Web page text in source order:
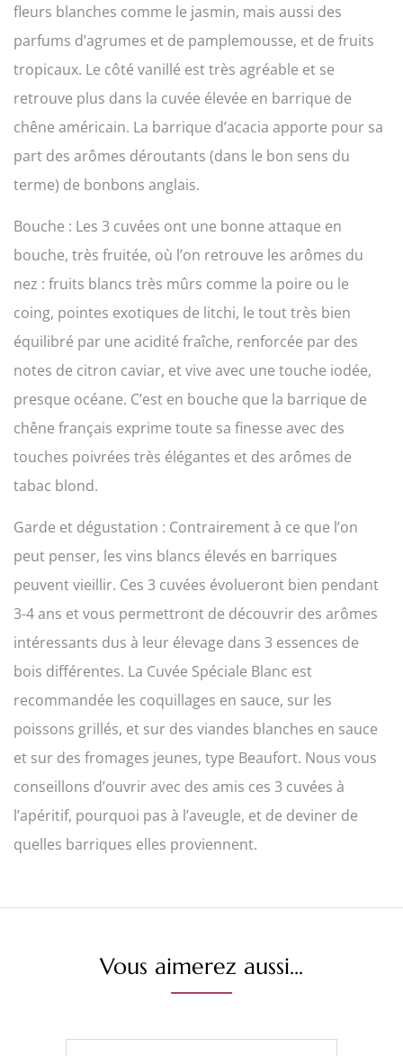
fleurs blanches comme le jasmin, mais aussi des
parfums d’agrumes et de pamplemousse, et de fruits
tropicaux. Le côté vanillé est très agréable et se
retrouve plus dans la cuvée élevée en barrique de
chêne américain. La barrique d’acacia apporte pour sa
part des arômes déroutants (dans le bon sens du
terme) de bonbons anglais.
Bouche : Les 3 cuvées ont une bonne attaque en
bouche, très fruitée, où l’on retrouve les arômes du
nez : fruits blancs très mûrs comme la poire ou le
coing, pointes exotiques de litchi, le tout très bien
équilibré par une acidité fraîche, renforcée par des
notes de citron caviar, et vive avec une touche iodée,
presque océane. C’est en bouche que la barrique de
chêne français exprime toute sa finesse avec des
touches poivrées très élégantes et des arômes de
tabac blond.
Garde et dégustation : Contrairement à ce que l’on
peut penser, les vins blancs élevés en barriques
peuvent vieillir. Ces 3 cuvées évolueront bien pendant
3-4 ans et vous permettront de découvrir des arômes
intéressants dus à leur élevage dans 3 essences de
bois différentes. La Cuvée Spéciale Blanc est
recommandée les coquillages en sauce, sur les
poissons grillés, et sur des viandes blanches en sauce
et sur des fromages jeunes, type Beaufort. Nous vous
conseillons d’ouvrir avec des amis ces 3 cuvées à
l’apéritif, pourquoi pas à l’aveugle, et de deviner de
quelles barriques elles proviennent.
Vous aimerez aussi...